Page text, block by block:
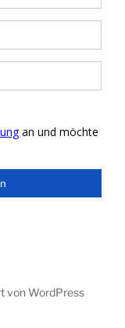
von WordPress